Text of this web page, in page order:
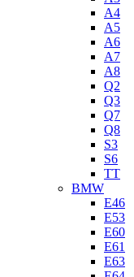
A4
A5
A6
A7
A8
Q2
Q3
Q7
Q8
S3
S6
TT
BMW
E46
E53
E60
E61
E63